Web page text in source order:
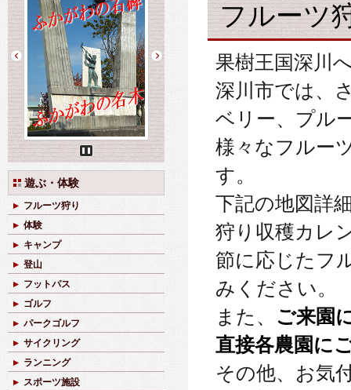
フルーツ
果樹王国深川
深川市では、
ベリー、プル
様々なフルー
す。
下記の地図詳
狩り収穫カレ
節に応じたフ
みください。
また、 ご来園
直接各農園に
その他、お気
Pause
遊ぶ・体験
フルーツ狩り
体験
キャンプ
登山
フットパス
ゴルフ
パークゴルフ
サイクリング
ランニング
スポーツ施設